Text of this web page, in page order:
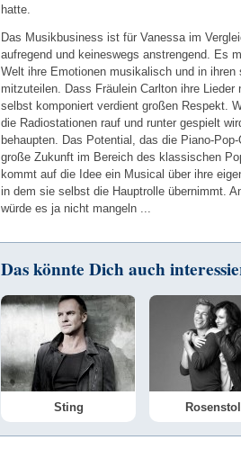
hatte.
Das Musikbusiness ist für Vanessa im
aufregend und keineswegs anstrengend. Es
Welt ihre Emotionen musikalisch und in
mitzuteilen. Dass Fräulein Carlton ihre
selbst komponiert verdient großen Respekt.
die Radiostationen rauf und runter gespielt
behaupten. Das Potential, das die Piano-
große Zukunft im Bereich des klassischen
kommt auf die Idee ein Musical über ihre
in dem sie selbst die Hauptrolle übernimmt.
würde es ja nicht mangeln ...
Das könnte Dich auch
Sting